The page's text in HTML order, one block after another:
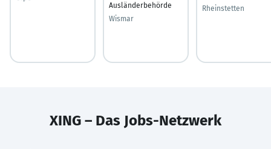
Ausländerbehörde
Wismar
Rheinstetten
XING – Das Jobs-Netzwerk